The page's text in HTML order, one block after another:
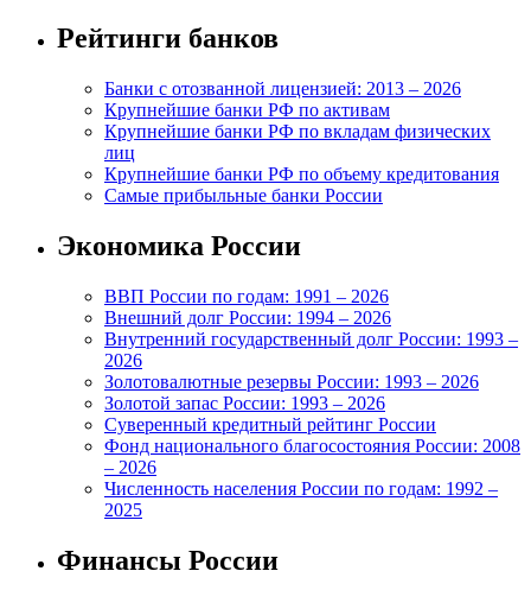
Рейтинги банков
Банки с отозванной лицензией: 2013 – 2026
Крупнейшие банки РФ по активам
Крупнейшие банки РФ по вкладам физических
лиц
Крупнейшие банки РФ по объему кредитования
Самые прибыльные банки России
Экономика России
ВВП России по годам: 1991 – 2026
Внешний долг России: 1994 – 2026
Внутренний государственный долг России: 1993 –
2026
Золотовалютные резервы России: 1993 – 2026
Золотой запас России: 1993 – 2026
Суверенный кредитный рейтинг России
Фонд национального благосостояния России: 2008
– 2026
Численность населения России по годам: 1992 –
2025
Финансы России